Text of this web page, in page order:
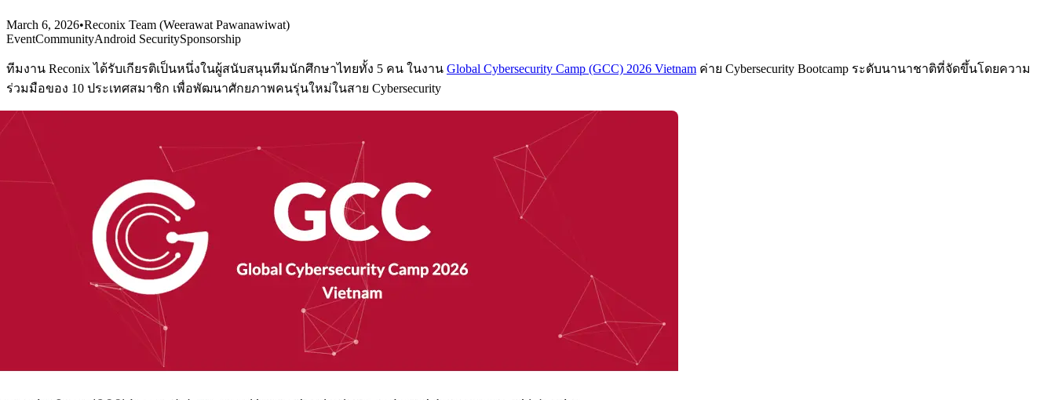
March 6, 2026•Reconix Team (Weerawat Pawanawiwat)
EventCommunityAndroid SecuritySponsorship
ทีมงาน Reconix ได้รับเกียรติเป็นหนึ่งในผู้สนับสนุนทีมนักศึกษาไทยทั้ง 5 คน ในงาน Global Cybersecurity Camp (GCC) 2026 Vietnam ค่าย Cybersecurity Bootcamp ระดับนานาชาติที่จัดขึ้นโดยความ
ร่วมมือของ 10 ประเทศสมาชิก เพื่อพัฒนาศักยภาพคนรุ่นใหม่ในสาย Cybersecurity